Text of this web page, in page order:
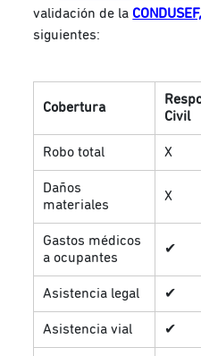
validación de la
siguientes:
Cobertura
Civil
Robo total X
Daños
materiales
X
Gastos médicos
a ocupantes
✔
Asistencia legal ✔
Asistencia vial ✔